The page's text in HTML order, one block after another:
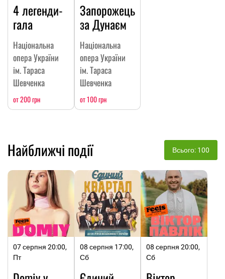
4 легенди-
гала
Національна
опера України
ім. Тараса
Шевченка
от 200 грн
Запорожець
за Дунаєм
Національна
опера України
ім. Тараса
Шевченка
от 100 грн
Найближчі події Всього: 100
07 серпня 20:00,
Пт
08 серпня 17:00,
Сб
08 серпня 20:00,
Сб